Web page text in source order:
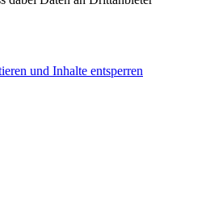
und Inhalte entsperren